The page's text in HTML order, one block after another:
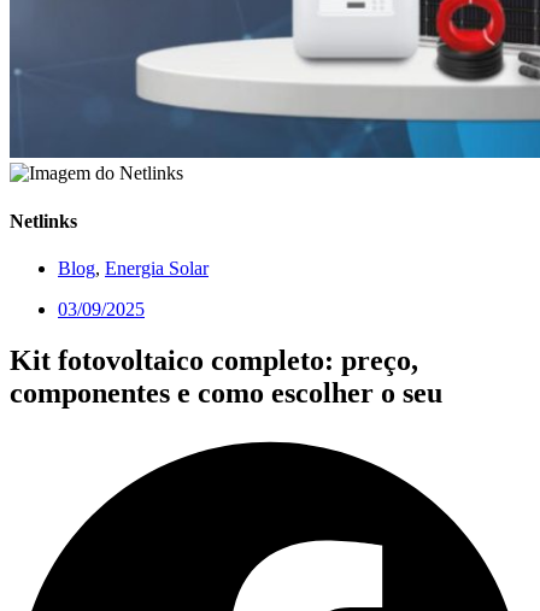
Netlinks
Blog, Energia Solar
03/09/2025
Kit fotovoltaico completo: preço,
componentes e como escolher o seu